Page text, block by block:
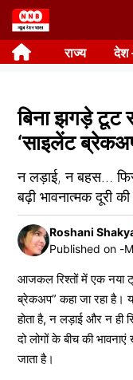
Skip
to
content राज्य देश
बिना झगड़े टूट
‘साइलेंट
न लड़ाई, न बहस… फिर
बढ़ी भावनात्मक दूरी
Roshani
Published on -
आजकल रिश्तों में एक नया
ब्रेकअप” कहा जा रहा है।
होता है, न लड़ाई और न ही
दो लोगों के बीच की
जाता है।